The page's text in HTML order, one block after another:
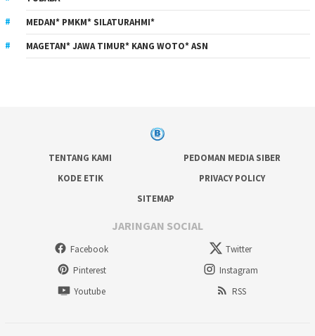
MEDAN* PMKM* SILATURAHMI*
MAGETAN* JAWA TIMUR* KANG WOTO* ASN
TENTANG KAMI
PEDOMAN MEDIA SIBER
KODE ETIK
PRIVACY POLICY
SITEMAP
JARINGAN SOCIAL
Facebook
Twitter
Pinterest
Instagram
Youtube
RSS